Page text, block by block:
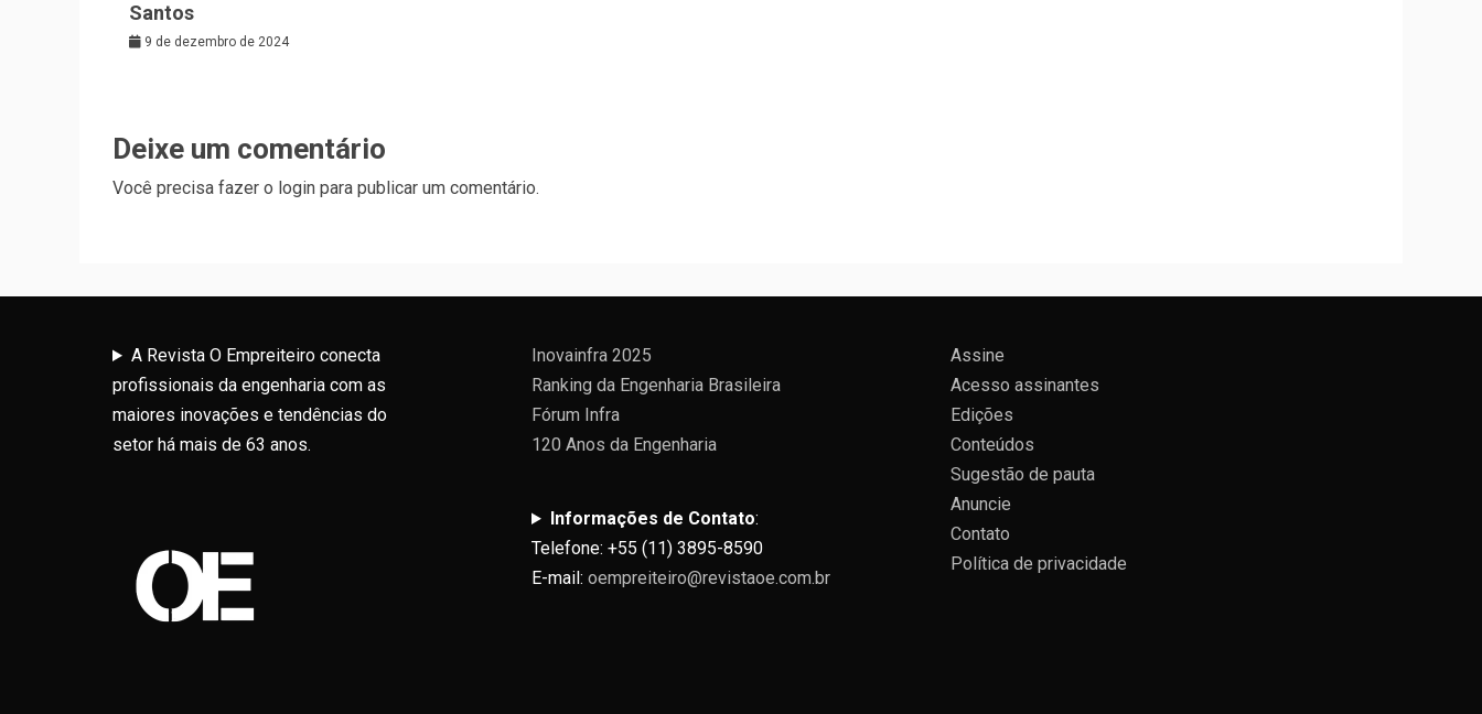
Santos
9 de dezembro de 2024
Deixe um comentário
Você precisa fazer o login para publicar um comentário.
A Revista O Empreiteiro conecta
profissionais da engenharia com as
maiores inovações e tendências do
setor há mais de 63 anos.
Inovainfra 2025
Ranking da Engenharia Brasileira
Fórum Infra
120 Anos da Engenharia
Informações de Contato:
Telefone: +55 (11) 3895-8590
E-mail: oempreiteiro@revistaoe.com.br
Assine
Acesso assinantes
Edições
Conteúdos
Sugestão de pauta
Anuncie
Contato
Política de privacidade